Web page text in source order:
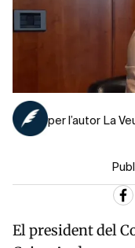
per l’autor La
El president del